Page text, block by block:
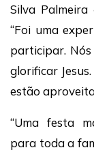
Silva
“Foi uma
participar.
glorificar
estão
“Uma festa
para toda a